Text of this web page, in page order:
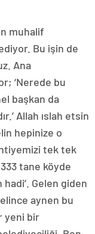
muhalif
Bu işin de
Ana
‘Nerede bu
başkan da
Allah ıslah etsin
hepinize o
tek tek
tane köyde
Gelen giden
aynen bu
yeni bir